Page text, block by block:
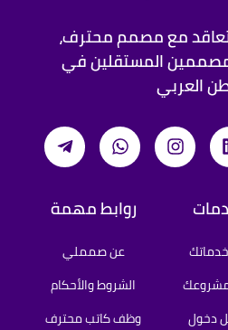
مع مصمم محترف،
المستقلين في
العربي
دخول
روابط مهمة
عن صمملي
الشروط والأحكام
وظف كاتب محترف